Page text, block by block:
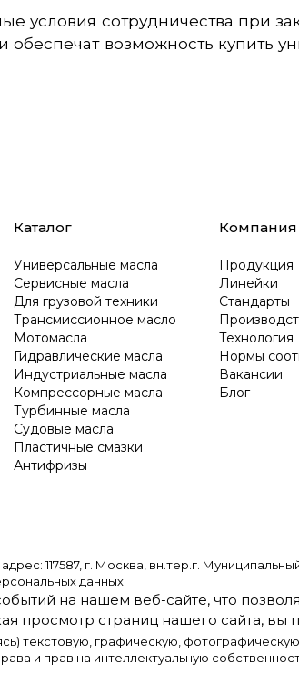
условия сотрудничества при
возможность купить
Каталог
Универсальные масла
Сервисные масла
Для грузовой техники
Трансмиссионное масло
Мотомасла
Гидравлические масла
Индустриальные масла
Компрессорные масла
Турбинные масла
Судовые масла
Пластичные смазки
Антифризы
Компания
Продукция
Линейки
Стандарты
Технология
Нормы
Вакансии
Блог
г. Москва, вн.тер.г. Муниципальный
данных
текстовую, графическую,
и прав на интеллектуальную
на нашем веб-сайте, что
просмотр страниц нашего сайта, вы